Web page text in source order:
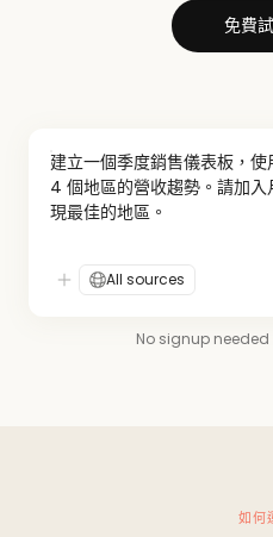
免費
建立一個季度銷售儀表板，
4 個地區的營收趨勢。請加
現最佳的地區。
All sources
No signup needed
如何